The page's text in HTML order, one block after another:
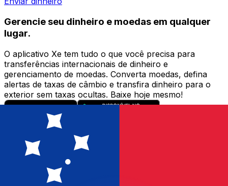
Gerencie seu dinheiro e moedas em qualquer
lugar.
O aplicativo Xe tem tudo o que você precisa para
transferências internacionais de dinheiro e
gerenciamento de moedas. Converta moedas, defina
alertas de taxas de câmbio e transfira dinheiro para o
exterior sem taxas ocultas. Baixe hoje mesmo!